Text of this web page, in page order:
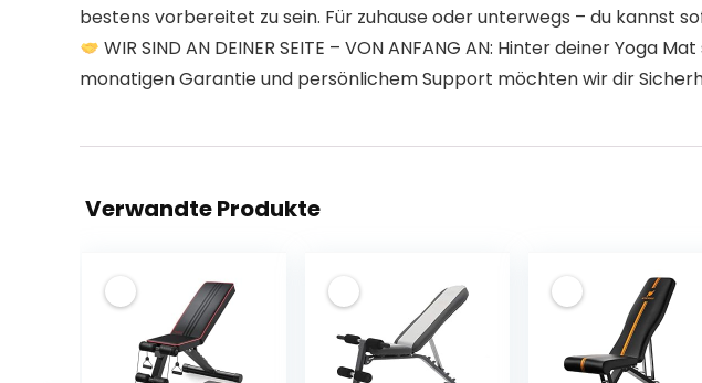
bestens vorbereitet zu sein. Für zuhause oder unterwegs – du kannst
WIR SIND AN DEINER SEITE – VON ANFANG AN: Hinter deiner
monatigen Garantie und persönlichem Support möchten wir dir
Verwandte Produkte